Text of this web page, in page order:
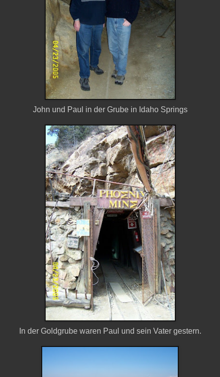
John und Paul in der Grube in Idaho Springs
In der Goldgrube waren Paul und sein Vater gestern.